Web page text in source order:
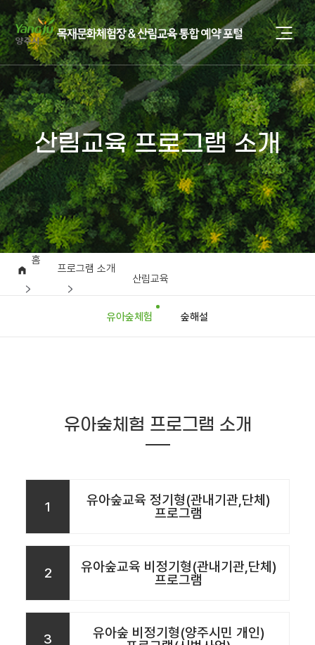
산림교육 프로그램 소개
홈
프로그램 소개
산림교육
유아숲체험 숲해설
유아숲체험 프로그램 소개
1
유아숲교육 정기형(관내기관,단체)
프로그램
2
유아숲교육 비정기형(관내기관,단체)
프로그램
3
유아숲 비정기형(양주시민 개인)